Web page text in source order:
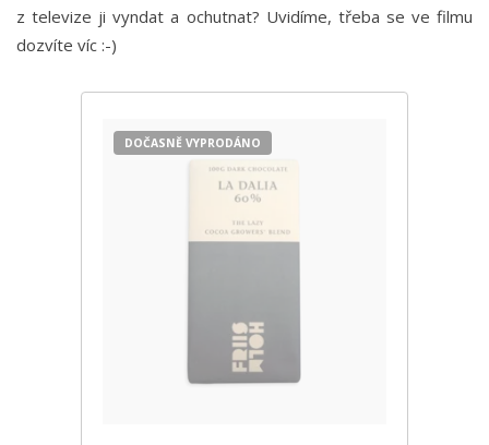
z televize ji vyndat a ochutnat? Uvidíme, třeba se ve filmu
dozvíte víc :-)
DOČASNĚ VYPRODÁNO